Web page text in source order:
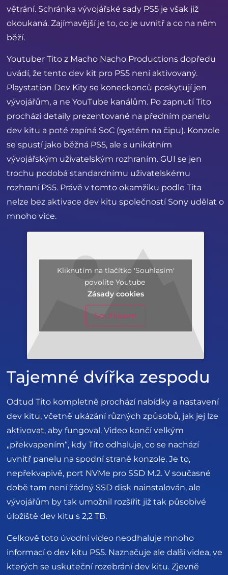
větrání. Schránka vývojářské sady PS5 je však již
okoukaná. Zajímavější je to, co je uvnitř a co na něm
běží.
Youtuber Tito z Macho Nacho Productions dopředu
uvádí, že tento dev kit pro PS5 není aktivovaný.
Playstation Dev Kity se koneckonců poskytují jen
vývojářům, a ne YouTube kanálům. Po zapnutí Tito
prochází detaily prezentované na předním panelu
dev kitu a poté zapíná SoC (systém na čipu). Konzole
se spustí jako běžná PS5, ale s unikátním
vývojářským uživatelským rozhraním. GUI se jen
trochu podobá standardnímu uživatelskému
rozhraní PS5. Právě v tomto okamžiku podle Tita
nelze bez aktivace dev kitu společností Sony udělat o
mnoho více.
Kliknutím na tlačítko 'Souhlasím'
povolíte Youtube
Zásady cookies
Souhlasím
Tajemné dvířka zespodu
Odtud Tito kompletně prochází nabídky a nastavení
dev kitu, včetně ukázání různých způsobů, jak jej lze
aktivovat, aby fungoval. Video končí velkým
„překvapením“, kdy Tito odhaluje, co se nachází
uvnitř panelu na spodní straně konzole. Je to,
nepřekvapivě, port NVMe pro SSD M.2. V současné
době tam není žádný SSD disk nainstalován, ale
vývojářům by tak umožnil rozšířit již tak působivé
úložiště dev kitu s 2,2 TB.
Celkově toto úvodní video neodhaluje mnoho
informací o dev kitu PS5. Naznačuje ale další videa, ve
kterých se uskuteční rozebrání dev kitu. Zjevně